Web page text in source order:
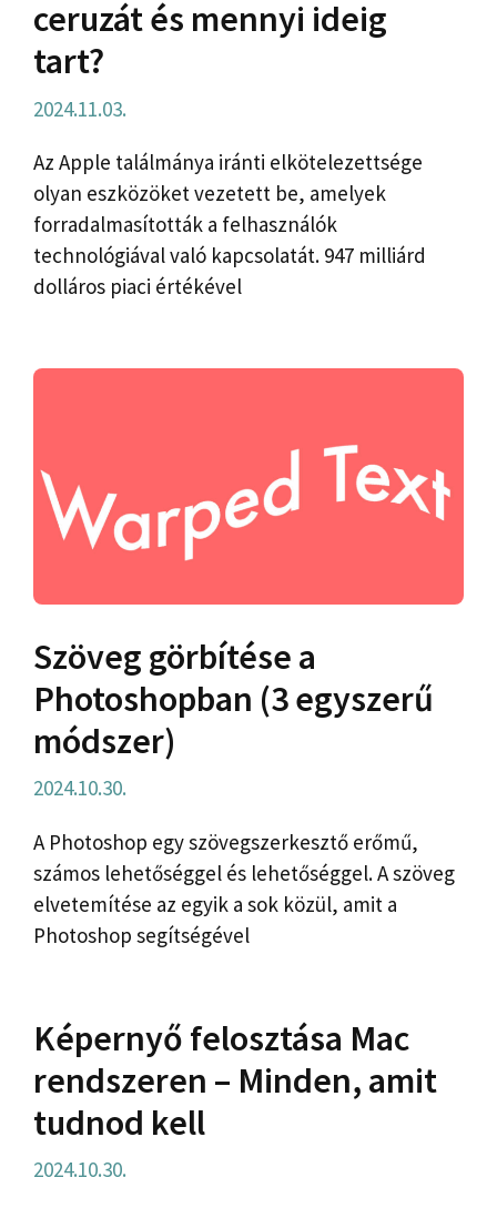
ceruzát és mennyi ideig
tart?
2024.11.03.
Az Apple találmánya iránti elkötelezettsége
olyan eszközöket vezetett be, amelyek
forradalmasították a felhasználók
technológiával való kapcsolatát. 947 milliárd
dolláros piaci értékével
Szöveg görbítése a
Photoshopban (3 egyszerű
módszer)
2024.10.30.
A Photoshop egy szövegszerkesztő erőmű,
számos lehetőséggel és lehetőséggel. A szöveg
elvetemítése az egyik a sok közül, amit a
Photoshop segítségével
Képernyő felosztása Mac
rendszeren – Minden, amit
tudnod kell
2024.10.30.